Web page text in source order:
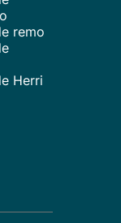
remo
Herri